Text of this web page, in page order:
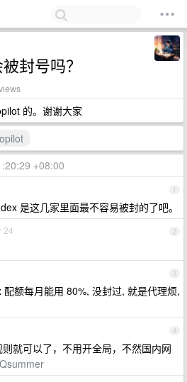
封号吗？
的。谢谢大家
+08:00
1
是这几家里面最不容易被封的了吧。
2
24
3
额每月能用 80%, 没封过, 就是代理烦,
4
就可以了，不用开全局，不然国内网